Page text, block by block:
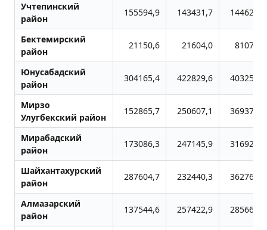
Учтепинский
район
155594,9 143431,7 144621,7
Бектемирский
район
21150,6 21604,0 81072,2
Юнусабадский
район
304165,4 422829,6 403258,7
Мирзо
Улугбекский район
152865,7 250607,1 369374,5
Мирабадский
район
173086,3 247145,9 316920,0
Шайхантахурский
район
287604,7 232440,3 362765,2
Алмазарский
район
137544,6 257422,9 285668,7